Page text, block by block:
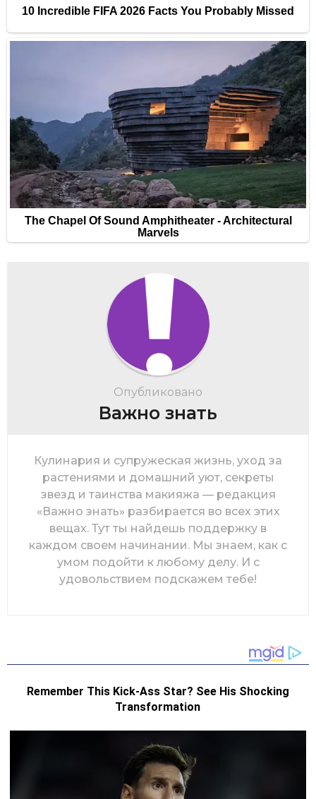
Опубликовано
Важно знать
Кулинария и супружеская жизнь, уход за
растениями и домашний уют, секреты
звезд и таинства макияжа — редакция
«Важно знать» разбирается во всех этих
вещах. Тут ты найдешь поддержку в
каждом своем начинании. Мы знаем, как с
умом подойти к любому делу. И с
удовольствием подскажем тебе!